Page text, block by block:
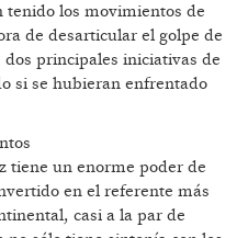
tenido los movimientos de
de desarticular el golpe de
principales iniciativas de
si se hubieran enfrentado
tiene un enorme poder de
en el referente más
casi a la par de